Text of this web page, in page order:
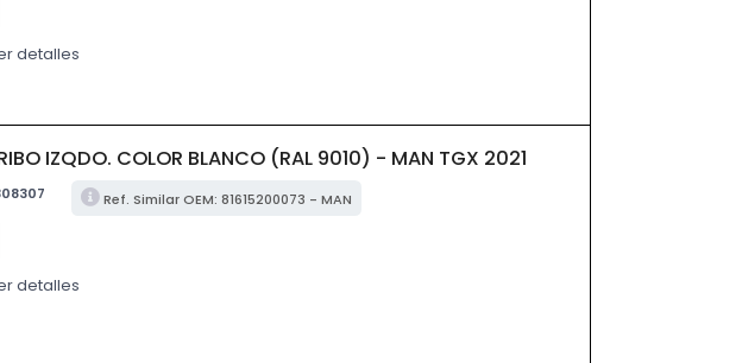
detalles
IZQDO. COLOR BLANCO (RAL 9010) - MAN TGX 2021
Ref. Similar OEM: 81615200073 - MAN
detalles